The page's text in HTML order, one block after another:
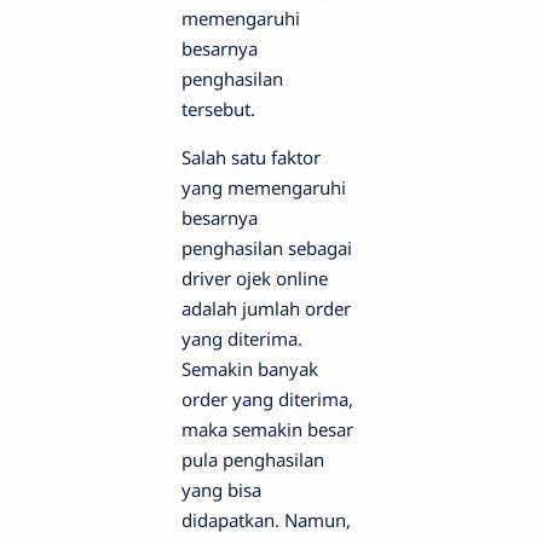
memengaruhi
besarnya
penghasilan
tersebut.
Salah satu faktor
yang memengaruhi
besarnya
penghasilan sebagai
driver ojek online
adalah jumlah order
yang diterima.
Semakin banyak
order yang diterima,
maka semakin besar
pula penghasilan
yang bisa
didapatkan. Namun,